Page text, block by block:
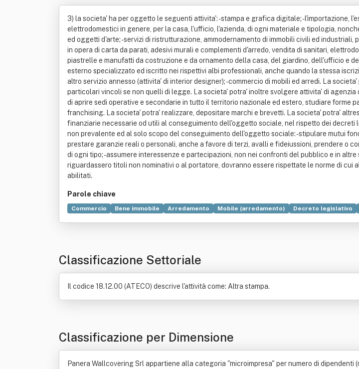
3) la societa' ha per oggetto le seguenti attivita': - stampa e grafica digitale; - l'importazione,
elettrodomestici in genere, per la casa, l'ufficio, l'azienda, di ogni materiale e tipologia,
ed oggetti d'arte; - servizi di ristrutturazione, ammodernamento di immobili civili ed
in opera di carta da parati, adesivi murali e complementi d'arredo, vendita di sanitari,
piastrelle e manufatti da costruzione e da ornamento della casa, del giardino, dell'ufficio e
esterno specializzato ed iscritto nei rispettivi albi professionali, anche quando la stessa
altro servizio annesso (attivita' di interior designer); - commercio di mobili ed arredi. La
particolari vincoli se non quelli di legge. La societa' potra' inoltre svolgere attivita' di
di aprire sedi operative e secondarie in tutto il territorio nazionale ed estero, studiare forme
franchising. La societa' potra' realizzare, depositare marchi e brevetti. La societa' potra'
finanziarie necessarie od utili al conseguimento dell'oggetto sociale, nel rispetto dei
non prevalente ed al solo scopo del conseguimento dell'oggetto sociale: - stipulare mutui
prestare garanzie reali o personali, anche a favore di terzi, avalli e fideiussioni, prendere o
di ogni tipo; - assumere interessenze e partecipazioni, non nei confronti del pubblico e in
riguardassero titoli non nominativi o al portatore, dovranno essere rispettate le norme di
abilitati.
Parole chiave
Commercio Bene immobile Arredamento Mobile (arredamento) Decreto legislativo
Classificazione Settoriale
Il codice 18.12.00 (ATECO) descrive l'attività come: Altra stampa.
Classificazione per Dimensione
Panera Wallcovering Srl appartiene alla categoria "microimpresa" per numero di dipendenti